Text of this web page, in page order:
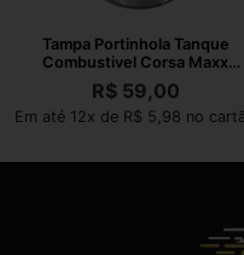
Tampa Portinhola Tanque
Combustivel Corsa Maxx
2004 A 2012
R$59,00
Em até 12x de R$ 5,98 no